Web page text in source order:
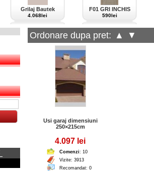
Grilaj Bautek
4.068lei
F01 GRI INCHIS
590lei
Ordonare dupa pret: ▲ ▼
Usi garaj dimensiuni
250×215cm
4.097 lei
Comenzi: 10
Vizite: 3913
Recomandat: 0